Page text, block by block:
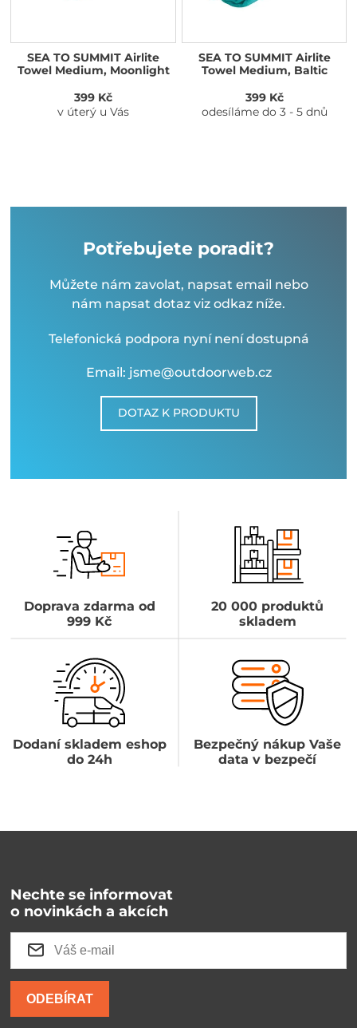
SEA TO SUMMIT Airlite
Towel Medium, Moonlight
399 Kč
v úterý u Vás
SEA TO SUMMIT Airlite
Towel Medium, Baltic
399 Kč
odesíláme do 3 - 5 dnů
Potřebujete poradit?
Můžete nám zavolat, napsat email nebo
nám napsat dotaz viz odkaz níže.
Telefonická podpora nyní není dostupná
Email: jsme@outdoorweb.cz
DOTAZ K PRODUKTU
Doprava zdarma od
999 Kč
20 000 produktů
skladem
Dodaní skladem eshop
do 24h
Bezpečný nákup Vaše
data v bezpečí
Nechte se informovat
o novinkách a akcích
ODEBÍRAT